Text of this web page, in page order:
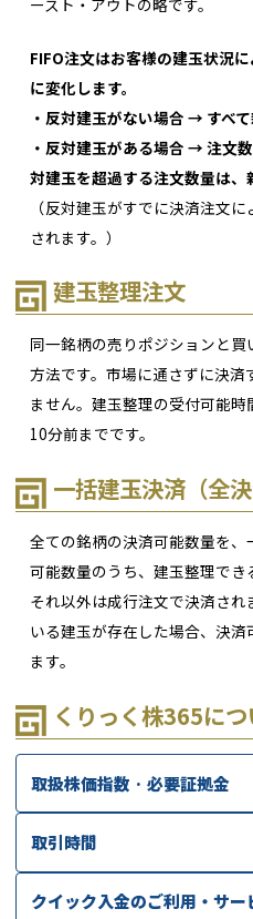
ースト・アウトの略です。
FIFO注文はお客様の建玉状況
に変化します。
・反対建玉がない場合 → すべて
・反対建玉がある場合 → 注文
対建玉を超過する注文数量は、
（反対建玉がすでに決済注文
されます。）
建玉整理注文
同一銘柄の売りポジションと
方法です。市場に通さずに決
ません。建玉整理の受付可能
10分前までです。
一括建玉決済（全決
全ての銘柄の決済可能数量を
可能数量のうち、建玉整理でき
それ以外は成行注文で決済さ
いる建玉が存在した場合、決
ます。
くりっく株365につ
取扱株価指数 · 必要証拠金
取引時間
クイック入金のご利用・サー